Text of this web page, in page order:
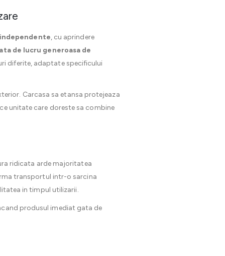
, cu aprindere
de lucru generoasa de
diferite, adaptate specificului
Carcasa sa etansa protejeaza
unitate care doreste sa combine
ridicata arde majoritatea
transportul intr-o sarcina
in timpul utilizarii.
produsul imediat gata de